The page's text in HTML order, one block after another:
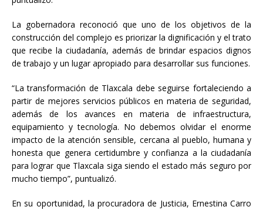
La gobernadora reconoció que uno de los objetivos de la
construcción del complejo es priorizar la dignificación y el trato
que recibe la ciudadanía, además de brindar espacios dignos
de trabajo y un lugar apropiado para desarrollar sus funciones.
“La transformación de Tlaxcala debe seguirse fortaleciendo a
partir de mejores servicios públicos en materia de seguridad,
además de los avances en materia de infraestructura,
equipamiento y tecnología. No debemos olvidar el enorme
impacto de la atención sensible, cercana al pueblo, humana y
honesta que genera certidumbre y confianza a la ciudadanía
para lograr que Tlaxcala siga siendo el estado más seguro por
mucho tiempo”, puntualizó.
En su oportunidad, la procuradora de Justicia, Ernestina Carro